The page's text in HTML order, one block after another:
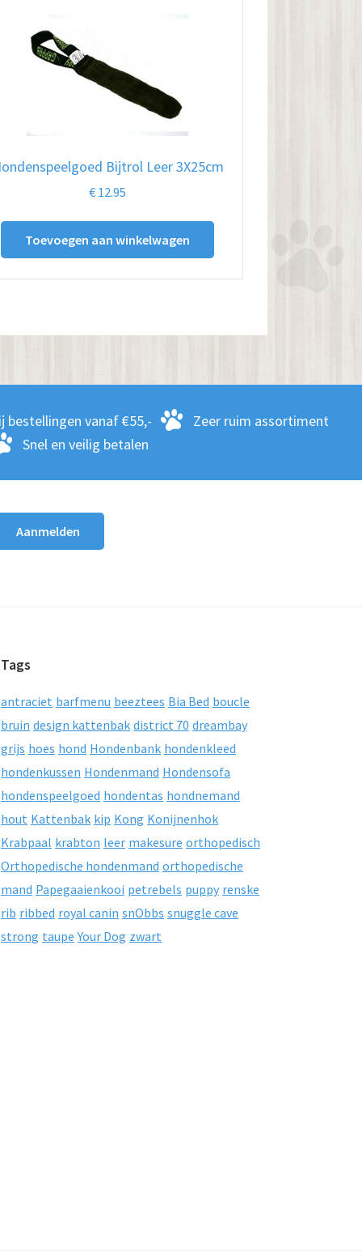
Bijtrol Leer 3X25cm
€ 12.95
Toevoegen aan winkelwagen
bestellingen vanaf €55,-
Zeer ruim assortiment
Snel en veilig betalen
Tags
antraciet barfmenu beeztees Bia Bed boucle
bruin design kattenbak district 70 dreambay
grijs hoes hond Hondenbank hondenkleed
hondenkussen Hondenmand Hondensofa
hondenspeelgoed hondentas hondnemand
hout Kattenbak kip Kong Konijnenhok
Krabpaal krabton leer makesure orthopedisch
Orthopedische hondenmand orthopedische
mand Papegaaienkooi petrebels puppy renske
rib ribbed royal canin snObbs snuggle cave
strong taupe Your Dog zwart